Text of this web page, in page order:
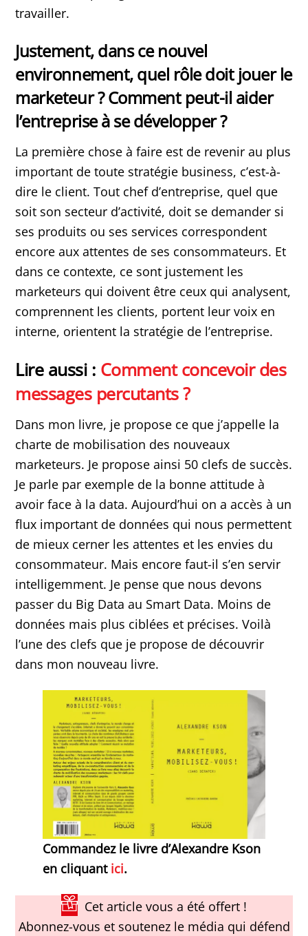
travailler.
Justement, dans ce nouvel
environnement, quel rôle doit jouer le
marketeur ? Comment peut-il aider
l’entreprise à se développer ?
La première chose à faire est de revenir au plus
important de toute stratégie business, c’est-à-
dire le client. Tout chef d’entreprise, quel que
soit son secteur d’activité, doit se demander si
ses produits ou ses services correspondent
encore aux attentes de ses consommateurs. Et
dans ce contexte, ce sont justement les
marketeurs qui doivent être ceux qui analysent,
comprennent les clients, portent leur voix en
interne, orientent la stratégie de l’entreprise.
Lire aussi : Comment concevoir des
messages percutants ?
Dans mon livre, je propose ce que j’appelle la
charte de mobilisation des nouveaux
marketeurs. Je propose ainsi 50 clefs de succès.
Je parle par exemple de la bonne attitude à
avoir face à la data. Aujourd’hui on a accès à un
flux important de données qui nous permettent
de mieux cerner les attentes et les envies du
consommateur. Mais encore faut-il s’en servir
intelligemment. Je pense que nous devons
passer du Big Data au Smart Data. Moins de
données mais plus ciblées et précises. Voilà
l’une des clefs que je propose de découvrir
dans mon nouveau livre.
Commandez le livre d’Alexandre Kson
en cliquant ici.
Cet article vous a été offert !
Abonnez-vous et soutenez le média qui défend